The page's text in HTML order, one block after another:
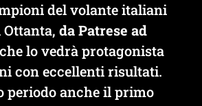
del volante italiani
da Patrese ad
lo vedrà protagonista
con eccellenti risultati.
periodo anche il primo